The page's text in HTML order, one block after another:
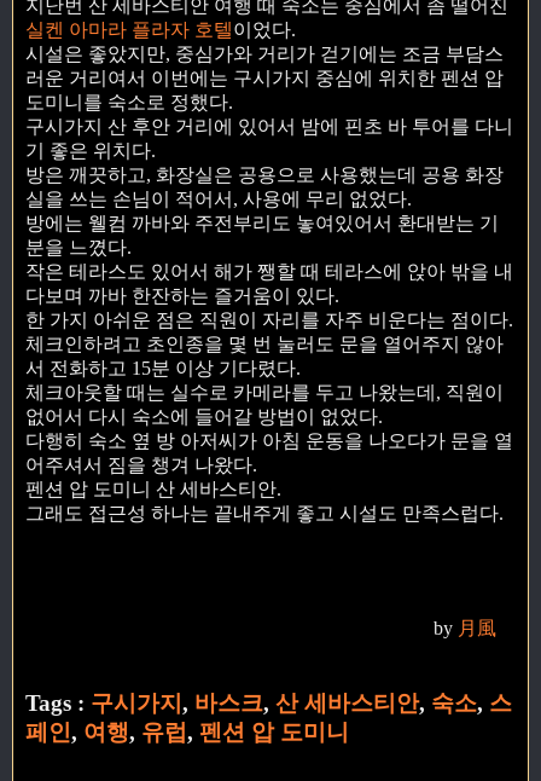
지난번 산 세바스티안 여행 때 숙소는 중심에서 좀 떨어진
실켄 아마라 플라자 호텔이었다.
시설은 좋았지만, 중심가와 거리가 걷기에는 조금 부담스
러운 거리여서 이번에는 구시가지 중심에 위치한 펜션 압
도미니를 숙소로 정했다.
구시가지 산 후안 거리에 있어서 밤에 핀초 바 투어를 다니
기 좋은 위치다.
방은 깨끗하고, 화장실은 공용으로 사용했는데 공용 화장
실을 쓰는 손님이 적어서, 사용에 무리 없었다.
방에는 웰컴 까바와 주전부리도 놓여있어서 환대받는 기
분을 느꼈다.
작은 테라스도 있어서 해가 쨍할 때 테라스에 앉아 밖을 내
다보며 까바 한잔하는 즐거움이 있다.
한 가지 아쉬운 점은 직원이 자리를 자주 비운다는 점이다.
체크인하려고 초인종을 몇 번 눌러도 문을 열어주지 않아
서 전화하고 15분 이상 기다렸다.
체크아웃할 때는 실수로 카메라를 두고 나왔는데, 직원이
없어서 다시 숙소에 들어갈 방법이 없었다.
다행히 숙소 옆 방 아저씨가 아침 운동을 나오다가 문을 열
어주셔서 짐을 챙겨 나왔다.
펜션 압 도미니 산 세바스티안.
그래도 접근성 하나는 끝내주게 좋고 시설도 만족스럽다.
by 月風
Tags : 구시가지 , 바스크, 산 세바스티안, 숙소, 스
페인, 여행, 유럽, 펜션 압 도미니